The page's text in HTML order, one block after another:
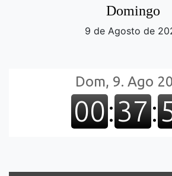
Domingo
9 de Agosto de